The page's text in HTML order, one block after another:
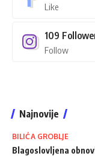
Like
109
Follow
Najnovije
BILIĆA GROBLJE
Blagoslovljena